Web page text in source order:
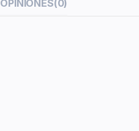
OPINIONES(0)